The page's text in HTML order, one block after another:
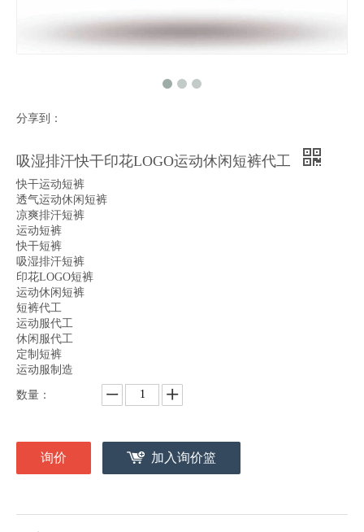
分享到：
吸湿排汗快干印花LOGO运动休闲短裤代工
快干运动短裤
透气运动休闲短裤
凉爽排汗短裤
运动短裤
快干短裤
吸湿排汗短裤
印花LOGO短裤
运动休闲短裤
短裤代工
运动服代工
休闲服代工
定制短裤
运动服制造
数量：
询价 加入询价篮